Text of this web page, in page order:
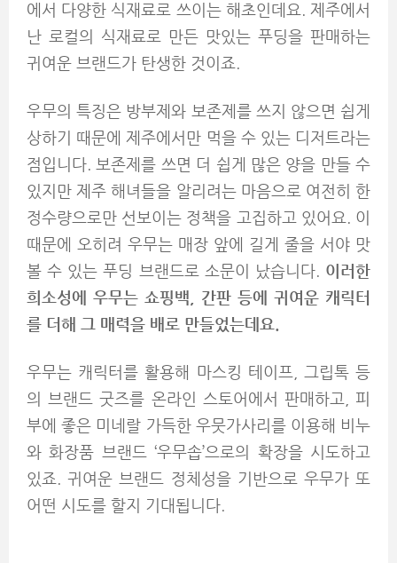
에서 다양한 식재료로 쓰이는 해초인데요. 제주에서
난 로컬의 식재료로 만든 맛있는 푸딩을 판매하는
귀여운 브랜드가 탄생한 것이죠.
우무의 특징은 방부제와 보존제를 쓰지 않으면 쉽게
상하기 때문에 제주에서만 먹을 수 있는 디저트라는
점입니다. 보존제를 쓰면 더 쉽게 많은 양을 만들 수
있지만 제주 해녀들을 알리려는 마음으로 여전히 한
정수량으로만 선보이는 정책을 고집하고 있어요. 이
때문에 오히려 우무는 매장 앞에 길게 줄을 서야 맛
볼 수 있는 푸딩 브랜드로 소문이 났습니다. 이러한
희소성에 우무는 쇼핑백, 간판 등에 귀여운 캐릭터
를 더해 그 매력을 배로 만들었는데요.
우무는 캐릭터를 활용해 마스킹 테이프, 그립톡 등
의 브랜드 굿즈를 온라인 스토어에서 판매하고, 피
부에 좋은 미네랄 가득한 우뭇가사리를 이용해 비누
와 화장품 브랜드 ‘우무솝’으로의 확장을 시도하고
있죠. 귀여운 브랜드 정체성을 기반으로 우무가 또
어떤 시도를 할지 기대됩니다.